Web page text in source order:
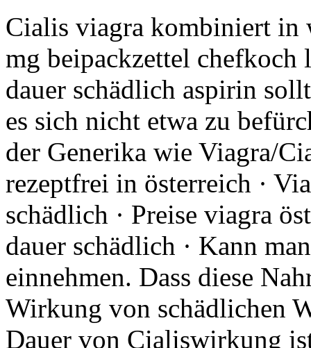
Cialis viagra kombiniert in
mg beipackzettel
dauer schädlich aspirin
es sich nicht etwa zu
der Generika wie Viagra/
rezeptfrei in österreich ·
schädlich · Preise viagra
dauer schädlich · Kann
einnehmen. Dass diese
Wirkung von schädlichen
Dauer von Cialiswirkung